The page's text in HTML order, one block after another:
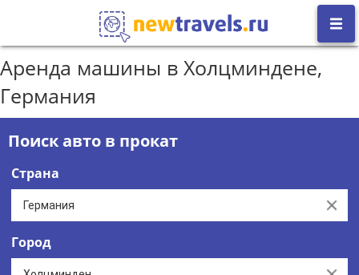
Аренда машины в Холцминдене,
Германия
Поиск авто в прокат
Страна
Clear
Город